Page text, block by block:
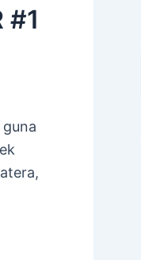
#1
guna